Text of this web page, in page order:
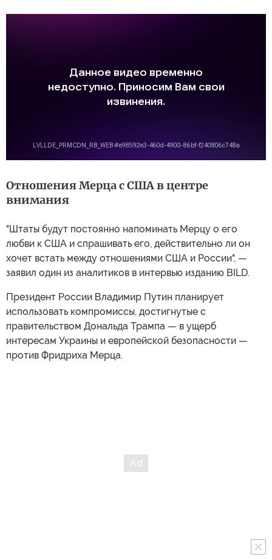
Отношения Мерца с США в центре
внимания
"Штаты будут постоянно напоминать Мерцу о его
любви к США и спрашивать его, действительно ли он
хочет встать между отношениями США и России", —
заявил один из аналитиков в интервью изданию BILD.
Президент России Владимир Путин планирует
использовать компромиссы, достигнутые с
правительством Дональда Трампа — в ущерб
интересам Украины и европейской безопасности —
против Фридриха Мерца.